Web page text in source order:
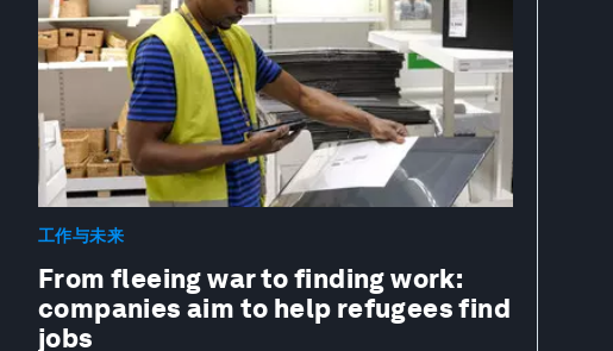
工作与未来
From fleeing war to finding work:
companies aim to help refugees find
jobs